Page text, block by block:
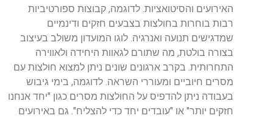
האירועים והסיטואציות. לדוגמה, קבוצות ספורטיביות
רבות בוחרות בחולצות בצבעים חזקים ודינמיים
שמדגישים תנועה ואנרגיה. לוגו המועדון משולב בעיצוב
בצורה בולטת, מה שתורם לגאוות היחידה ולאווירה
התחרותית. בקרב ארגונים שונים ניתן למצוא חולצות עם
מסרים חיוביים ומעוררי השראה. לדוגמה, בימי גיבוש
בעבודה ניתן להדפיס על החולצות מסרים כגון "יחד אנחנו
חזקים יותר" או "עובדים יחד כדי להצליח". גם באירועים